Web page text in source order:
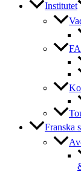
Institutet
Franska